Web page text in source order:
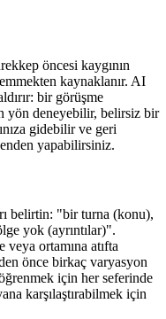
öncesi kaygının
kaynaklanır. AI
bir görüşme
yön deneyebilir, belirsiz bir
gidebilir ve geri
yapabilirsiniz.
belirtin: "bir turna (konu),
yok (ayrıntılar)".
ortamına atıfta
önce birkaç varyasyon
için her seferinde
karşılaştırabilmek için